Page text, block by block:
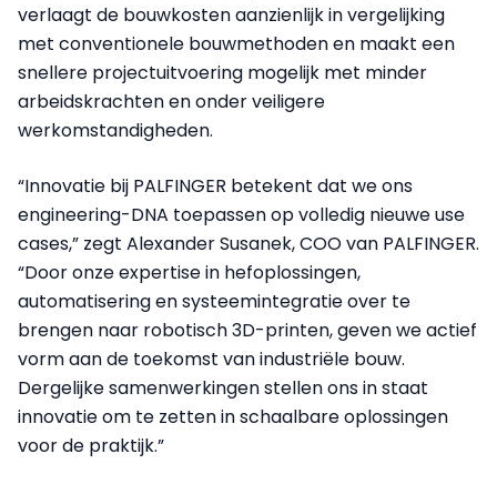
verlaagt de bouwkosten aanzienlijk in vergelijking
met conventionele bouwmethoden en maakt een
snellere projectuitvoering mogelijk met minder
arbeidskrachten en onder veiligere
werkomstandigheden.
“Innovatie bij PALFINGER betekent dat we ons
engineering-DNA toepassen op volledig nieuwe use
cases,” zegt Alexander Susanek, COO van PALFINGER.
“Door onze expertise in hefoplossingen,
automatisering en systeemintegratie over te
brengen naar robotisch 3D-printen, geven we actief
vorm aan de toekomst van industriële bouw.
Dergelijke samenwerkingen stellen ons in staat
innovatie om te zetten in schaalbare oplossingen
voor de praktijk.”